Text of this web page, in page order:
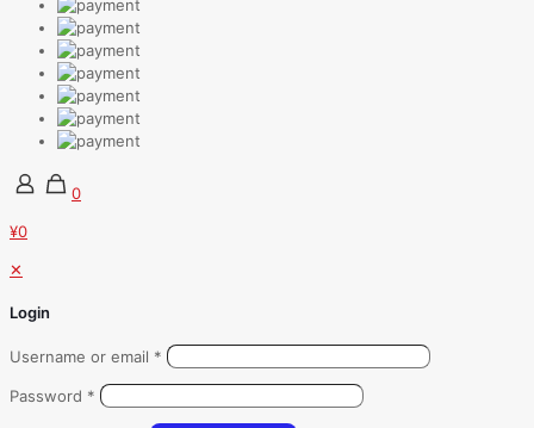
0
¥0
✕
Login
Username or email *
Password *